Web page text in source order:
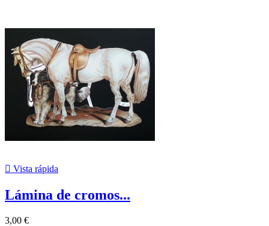
 Vista rápida
Lámina de cromos...
3,00 €